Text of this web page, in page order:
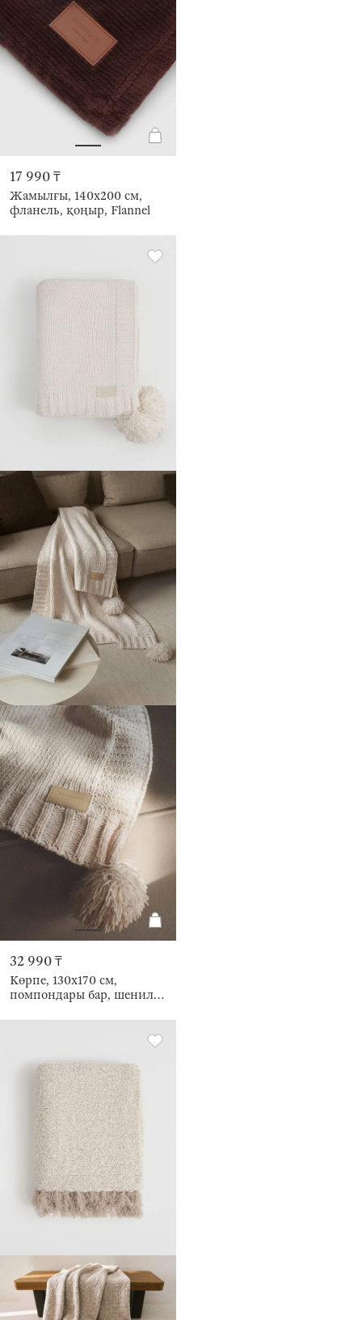
17 990 ₸
Жамылғы, 140x200 см,
фланель, қоңыр, Flannel
32 990 ₸
Көрпе, 130х170 см,
помпондары бар, шенилл/